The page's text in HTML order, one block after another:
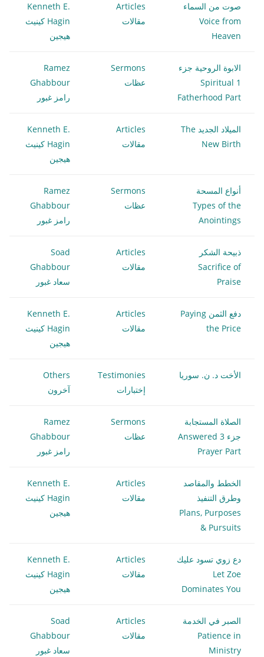
صوت من السماء
Voice from
Heaven
Articles
مقالات
Kenneth E.
Hagin كينيث
هيجين
الابوة الروحية جزء
1 Spiritual
Fatherhood Part
Sermons
عظات
Ramez
Ghabbour
رامز غبور
الميلاد الجديد The
New Birth
Articles
مقالات
Kenneth E.
Hagin كينيث
هيجين
أنواع المسحة
Types of the
Anointings
Sermons
عظات
Ramez
Ghabbour
رامز غبور
ذبيحة الشكر
Sacrifice of
Praise
Articles
مقالات
Soad
Ghabbour
سعاد غبور
دفع الثمن Paying
the Price
Articles
مقالات
Kenneth E.
Hagin كينيث
هيجين
الأخت د. ن. سوريا
Testimonies
إختبارات
Others
آخرون
الصلاة المستجابة
جزء 3 Answered
Prayer Part
Sermons
عظات
Ramez
Ghabbour
رامز غبور
الخطط والمقاصد
وطرق التنفيذ
Plans, Purposes
& Pursuits
Articles
مقالات
Kenneth E.
Hagin كينيث
هيجين
دع زوي تسود عليك
Let Zoe
Dominates You
Articles
مقالات
Kenneth E.
Hagin كينيث
هيجين
الصبر في الخدمة
Patience in
Ministry
Articles
مقالات
Soad
Ghabbour
سعاد غبور